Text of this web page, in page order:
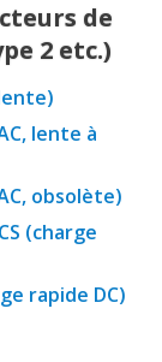
de
2 etc.)
lente à
obsolète)
(charge
rapide DC)